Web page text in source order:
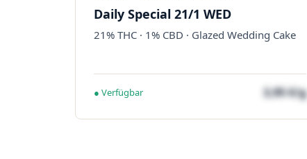
Daily Special 21/1 WED
21% THC · 1% CBD · Glazed Wedding Cake
● Verfügbar 3,95 €/g